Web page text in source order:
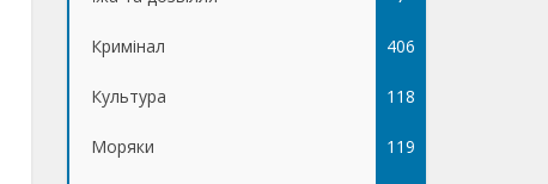
Кримінал 406
Культура 118
Моряки 119